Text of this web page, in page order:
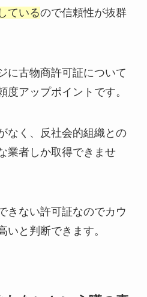
ているので信頼性が抜群
に古物商許可証について
度アップポイントです。
なく、反社会的組織との
業者しか取得できませ
きない許可証なのでカウ
いと判断できます。